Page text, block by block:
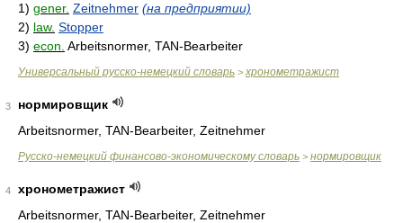
1) gener. Zeitnehmer (на предприятии)
2) law. Stopper
3) econ. Arbeitsnormer, TAN-Bearbeiter
Универсальный русско-немецкий словарь > хронометражист
3
нормировщик
Arbeitsnormer, TAN-Bearbeiter, Zeitnehmer
Русско-немецкий финансово-экономическому словарь > нормировщик
4
хронометражист
Arbeitsnormer, TAN-Bearbeiter, Zeitnehmer